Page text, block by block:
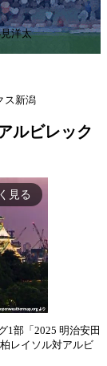
見洋太
ス新潟
ルビレック
見る
1部「2025 明治安田
レイソル対アルビ